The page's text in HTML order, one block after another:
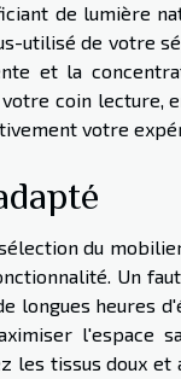
de lumière
utilisé de votre
et la
coin lecture,
votre
du
Un
longues heures
l'espace
tissus doux et